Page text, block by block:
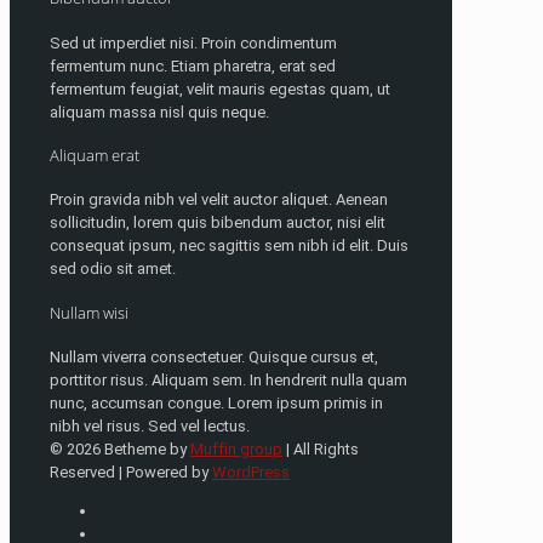
Sed ut imperdiet nisi. Proin condimentum
fermentum nunc. Etiam pharetra, erat sed
fermentum feugiat, velit mauris egestas quam, ut
aliquam massa nisl quis neque.
Aliquam erat
Proin gravida nibh vel velit auctor aliquet. Aenean
sollicitudin, lorem quis bibendum auctor, nisi elit
consequat ipsum, nec sagittis sem nibh id elit. Duis
sed odio sit amet.
Nullam wisi
Nullam viverra consectetuer. Quisque cursus et,
porttitor risus. Aliquam sem. In hendrerit nulla quam
nunc, accumsan congue. Lorem ipsum primis in
nibh vel risus. Sed vel lectus.
© 2026 Betheme by Muffin group | All Rights
Reserved | Powered byWordPress